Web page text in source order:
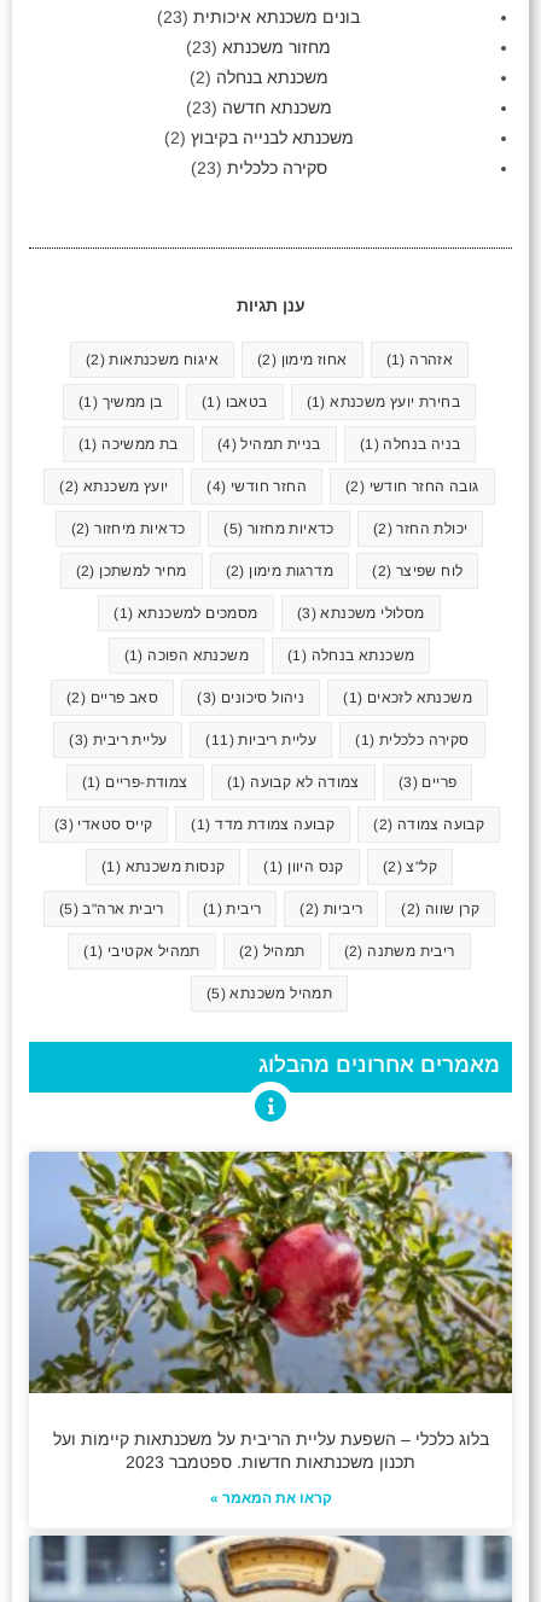
בונים משכנתא איכותית (23)
מחזור משכנתא (23)
משכנתא בנחלה (2)
משכנתא חדשה (23)
משכנתא לבנייה בקיבוץ (2)
סקירה כלכלית (23)
ענן תגיות
אזהרה (1) אחוז מימון (2) איגוח משכנתאות(2)
בחירת יועץ משכנתא(1) בטאבו (1) בן ממשיך (1)
בניה בנחלה (1) בניית תמהיל(4) בת ממשיכה (1)
גובה החזר חודשי (2) החזר חודשי (4) יועץ משכנתא (2)
יכולת החזר(2) כדאיות מחזור (5) כדאיות מיחזור(2)
לוח שפיצר (2) מדרגות מימון (2) מחיר למשתכן (2)
מסלולי משכנתא(3) מסמכים למשכנתא(1)
משכנתא בנחלה (1) משכנתא הפוכה (1)
משכנתא לזכאים (1) ניהול סיכונים (3) סאב פריים (2)
סקירה כלכלית (1) עליית ריביות(11) עליית ריבית (3)
פריים (3) צמודה לא קבועה (1) צמודת-פריים (1)
קבועה צמודה (2) קבועה צמודת מדד(1) קייס סטאדי (3)
קל"צ(2) קנס היוון (1) קנסות משכנתא (1)
קרן שווה (2) ריביות(2) ריבית(1) ריבית ארה"ב(5)
ריבית משתנה (2) תמהיל (2) תמהיל אקטיבי (1)
תמהיל משכנתא(5)
מאמרים אחרונים מהבלוג
בלוג כלכלי – השפעת עליית הריבית על משכנתאות קיימות ועל
תכנון משכנתאות חדשות. ספטמבר 2023
קראו את המאמר »